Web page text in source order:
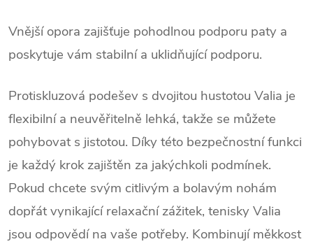
Vnější opora zajišťuje pohodlnou podporu paty a
poskytuje vám stabilní a uklidňující podporu.
Protiskluzová podešev s dvojitou hustotou Valia je
flexibilní a neuvěřitelně lehká, takže se můžete
pohybovat s jistotou. Díky této bezpečnostní funkci
je každý krok zajištěn za jakýchkoli podmínek.
Pokud chcete svým citlivým a bolavým nohám
dopřát vynikající relaxační zážitek, tenisky Valia
jsou odpovědí na vaše potřeby. Kombinují měkkost